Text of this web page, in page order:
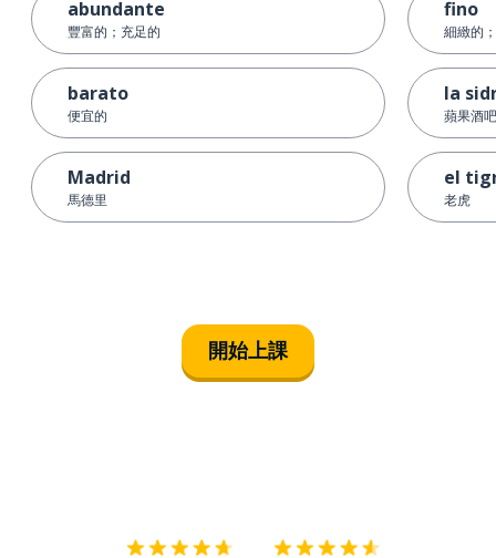
abundante
豐富的；充足的
barato
便宜的
Madrid
馬德里
fino
細緻的
la
蘋果酒吧
el
老虎
開始上課